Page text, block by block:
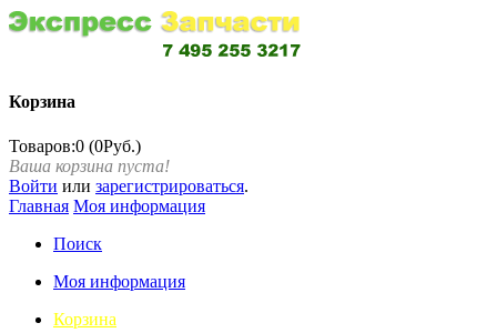
Корзина
Товаров:0 (0Руб.)
Ваша корзина пуста!
Войти или зарегистрироваться.
Главная Моя информация
Поиск
Моя информация
Корзина